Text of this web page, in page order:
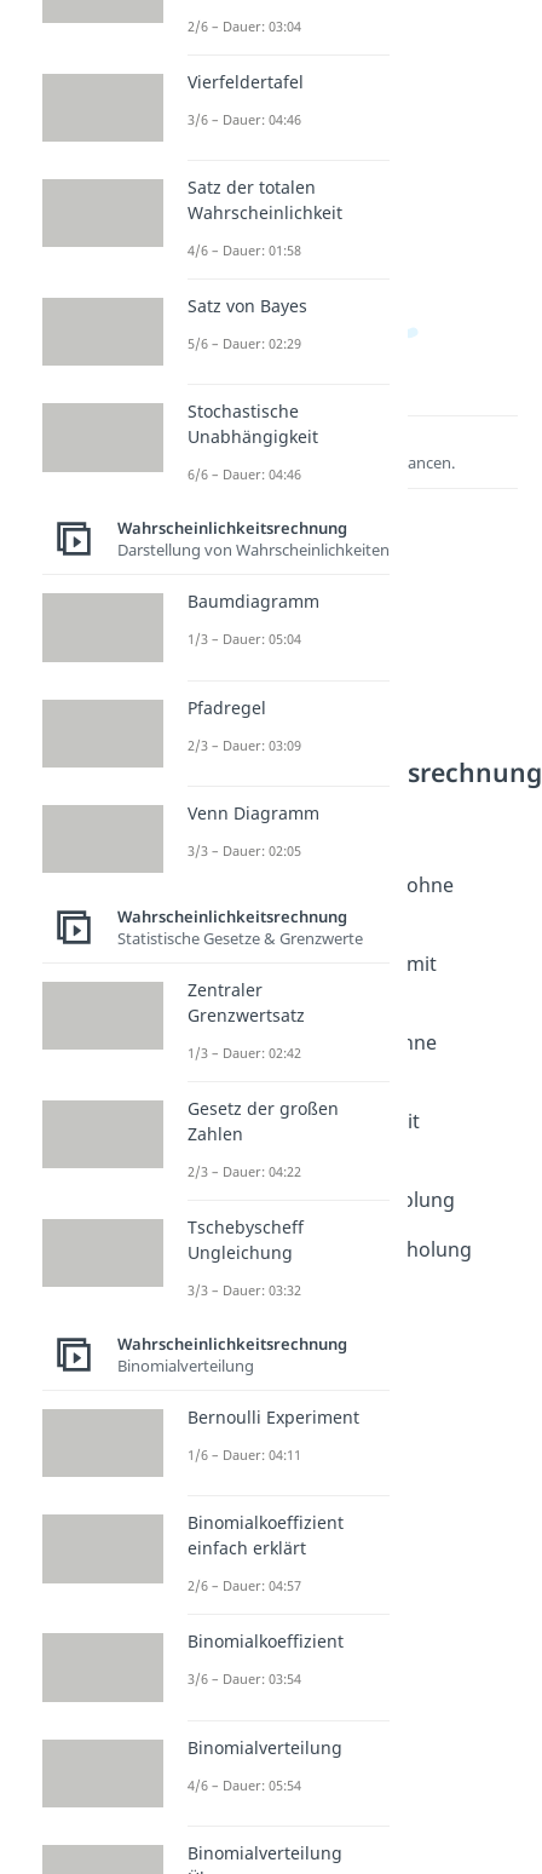
Dauer: 03:28 Dauer: 02:32
Lernen lohnt sich!
Entdecke hier deine Chancen.
Weitere Inhalte:
Wahrscheinlichkeitsrechnung
Kombinatorik
Dauer: 04:37
Ziehen ohne Zurücklegen ohne
Reihenfolge
Dauer: 03:28
Ziehen ohne Zurücklegen mit
Reihenfolge
Dauer: 02:14
Ziehen mit Zurücklegen ohne
Ziehen mit Zurücklegen mit
Dauer: 01:37
Permutation mit Wiederholung
Dauer: 02:17
Permutation ohne Wiederholung
Ziegenproblem
2/6 – Dauer: 03:04
Vierfeldertafel
3/6 – Dauer: 04:46
Satz der totalen
Wahrscheinlichkeit
4/6 – Dauer: 01:58
Satz von Bayes
5/6 – Dauer: 02:29
Stochastische
Unabhängigkeit
6/6 – Dauer: 04:46
Wahrscheinlichkeitsrechnung
Darstellung von Wahrscheinlichkeiten
Baumdiagramm
1/3 – Dauer: 05:04
Pfadregel
2/3 – Dauer: 03:09
Venn Diagramm
3/3 – Dauer: 02:05
Wahrscheinlichkeitsrechnung
Statistische Gesetze & Grenzwerte
Zentraler
Grenzwertsatz
1/3 – Dauer: 02:42
Gesetz der großen
Zahlen
2/3 – Dauer: 04:22
Tschebyscheff
Ungleichung
3/3 – Dauer: 03:32
Wahrscheinlichkeitsrechnung
Binomialverteilung
Bernoulli Experiment
1/6 – Dauer: 04:11
Binomialkoeffizient
einfach erklärt
2/6 – Dauer: 04:57
Binomialkoeffizient
3/6 – Dauer: 03:54
Binomialverteilung
4/6 – Dauer: 05:54
Binomialverteilung